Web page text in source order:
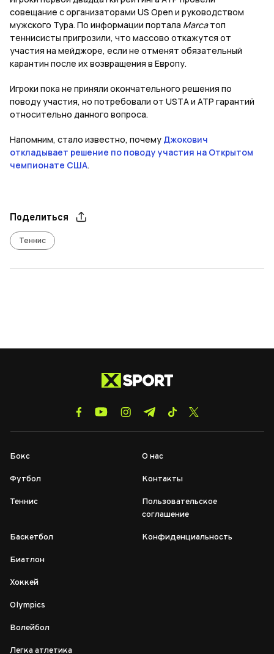
совещание с организаторами US Open и руководством
мужского Тура. По информации портала Marcaтоп
теннисисты пригрозили, что массово откажутся от
участия на мейджоре, если не отменят обязательный
карантин после их возвращения в Европу.
Игроки пока не приняли окончательного решения по
поводу участия, но потребовали от USTA и АТР гарантий
относительно данного вопроса.
Напомним, стало известно, почему Джокович
откладывает решение по поводу участия на Открытом
чемпионате США.
Поделиться
Теннис
Бокс
Футбол
Теннис
Баскетбол
Биатлон
Хоккей
Olympics
Волейбол
Легка атлетика
О нас
Контакты
Пользовательское
соглашение
Конфиденциальность